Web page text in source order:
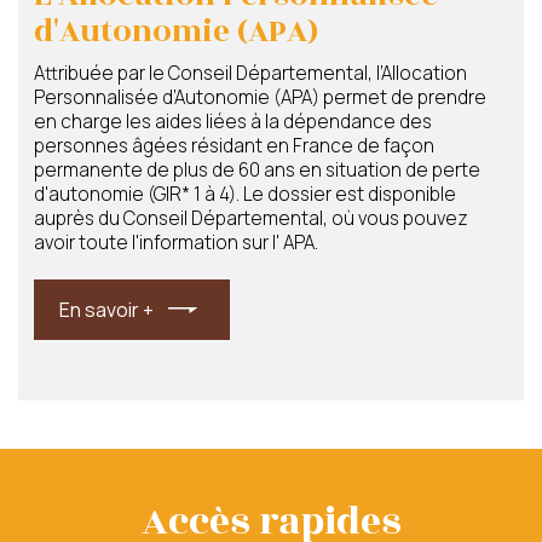
d'Autonomie (APA)
Attribuée par le Conseil Départemental, l’Allocation
Personnalisée d’Autonomie (APA) permet de prendre
en charge les aides liées à la dépendance des
personnes âgées résidant en France de façon
permanente de plus de 60 ans en situation de perte
d'autonomie (GIR* 1 à 4). Le dossier est disponible
auprès du Conseil Départemental, où vous pouvez
avoir toute l'information sur l' APA.
En savoir +
dépendantes,EHPAD, sans restriction d’âge ni de
situation. La réduction accordée s’élève à 25% des
du niveau de ressources de la personne âgée, du coût
d’hébergement de l’établissement et de son
En savoir +
Accès rapides